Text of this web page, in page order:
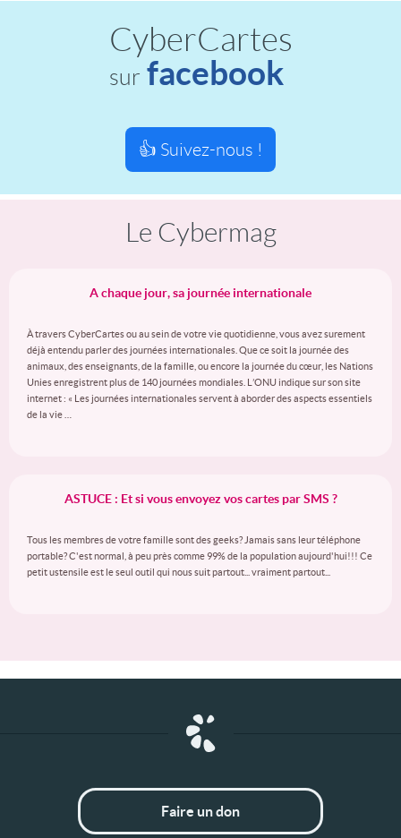
CyberCartes
sur facebook
👍 Suivez-nous !
Le Cybermag
A chaque jour, sa journée internationale
À travers CyberCartes ou au sein de votre vie quotidienne, vous avez surement
déjà entendu parler des journées internationales. Que ce soit la journée des
animaux, des enseignants, de la famille, ou encore la journée du cœur, les Nations
Unies enregistrent plus de 140 journées mondiales. L’ONU indique sur son site
internet : « Les journées internationales servent à aborder des aspects essentiels
de la vie …
ASTUCE : Et si vous envoyez vos cartes par SMS ?
Tous les membres de votre famille sont des geeks? Jamais sans leur téléphone
portable? C'est normal, à peu près comme 99% de la population aujourd'hui!!! Ce
petit ustensile est le seul outil qui nous suit partout... vraiment partout...
Faire un don